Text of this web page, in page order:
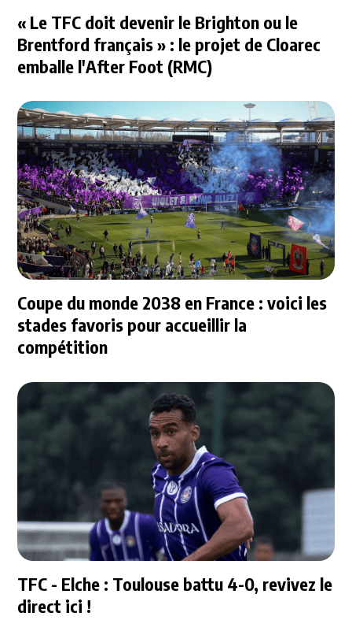
« Le TFC doit devenir le Brighton ou le
Brentford français » : le projet de Cloarec
emballe l'After Foot (RMC)
Coupe du monde 2038 en France : voici les
stades favoris pour accueillir la
compétition
TFC - Elche : Toulouse battu 4-0, revivez le
direct ici !